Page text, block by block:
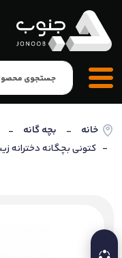
خانه - بچه گانه -
- کتونی بچگانه دخترانه